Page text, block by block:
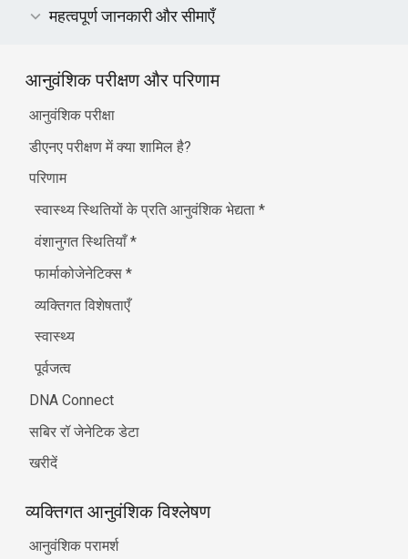
महत्वपूर्ण जानकारी और सीमाएँ
आनुवंशिक परीक्षण और परिणाम
आनुवंशिक परीक्षा
डीएनए परीक्षण में क्या शामिल है?
परिणाम
स्वास्थ्य स्थितियों के प्रति आनुवंशिक भेद्यता*
वंशानुगत स्थितियाँ*
फार्माकोजेनेटिक्स*
व्यक्तिगत विशेषताएँ
स्वास्थ्य
पूर्वजत्व
DNA Connect
सबिर रॉ जेनेटिक डेटा
खरीदें
व्यक्तिगत आनुवंशिक विश्लेषण
आनुवंशिक परामर्श